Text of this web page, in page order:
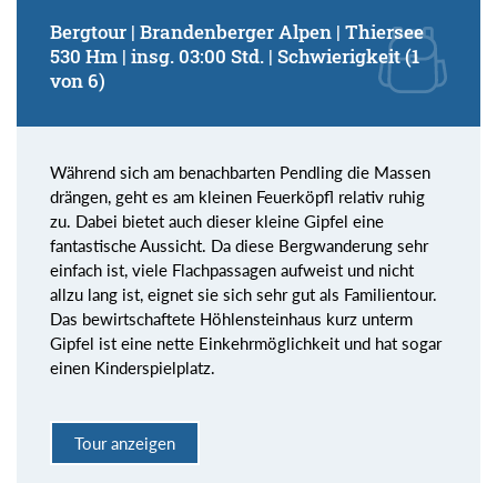
Bergtour | Brandenberger Alpen | Thiersee
530 Hm | insg. 03:00 Std. | Schwierigkeit (1
von 6)
Während sich am benachbarten Pendling die Massen
drängen, geht es am kleinen Feuerköpfl relativ ruhig
zu. Dabei bietet auch dieser kleine Gipfel eine
fantastische Aussicht. Da diese Bergwanderung sehr
einfach ist, viele Flachpassagen aufweist und nicht
allzu lang ist, eignet sie sich sehr gut als Familientour.
Das bewirtschaftete Höhlensteinhaus kurz unterm
Gipfel ist eine nette Einkehrmöglichkeit und hat sogar
einen Kinderspielplatz.
Tour anzeigen